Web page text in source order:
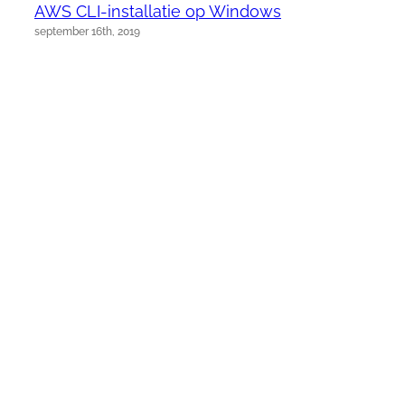
AWS CLI-installatie op Windows
september 16th, 2019